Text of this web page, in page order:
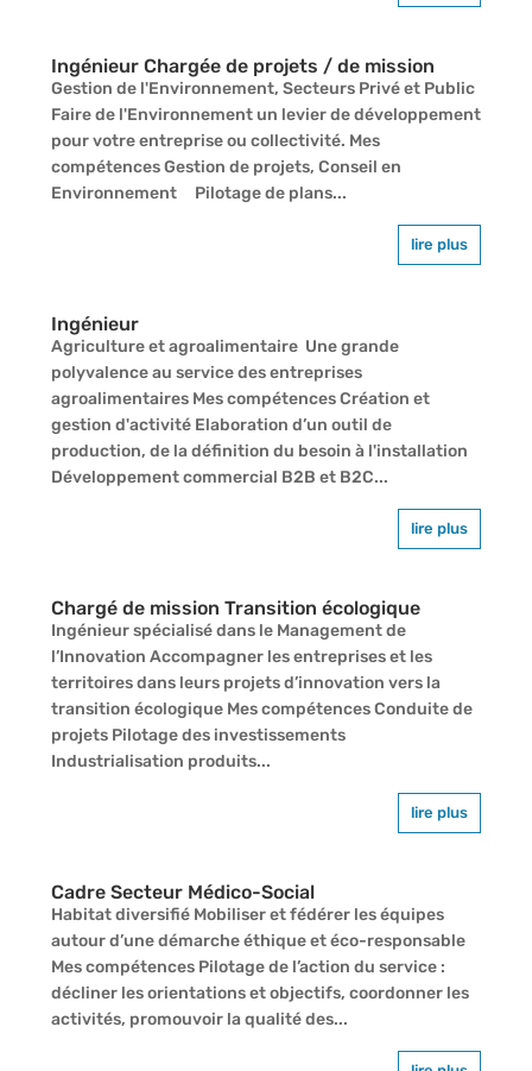
Ingénieur Chargée de projets / de mission
Gestion de l'Environnement, Secteurs Privé et Public
Faire de l'Environnement un levier de développement
pour votre entreprise ou collectivité. Mes
compétences Gestion de projets, Conseil en
Environnement Pilotage de plans...
lire plus
Ingénieur
Agriculture et agroalimentaire Une grande
polyvalence au service des entreprises
agroalimentaires Mes compétences Création et
gestion d'activité Elaboration d’un outil de
production, de la définition du besoin à l'installation
Développement commercial B2B et B2C...
lire plus
Chargé de mission Transition écologique
Ingénieur spécialisé dans le Management de
l’Innovation Accompagner les entreprises et les
territoires dans leurs projets d’innovation vers la
transition écologique Mes compétences Conduite de
projets Pilotage des investissements
Industrialisation produits...
lire plus
Cadre Secteur Médico-Social
Habitat diversifié Mobiliser et fédérer les équipes
autour d’une démarche éthique et éco-responsable
Mes compétences Pilotage de l’action du service :
décliner les orientations et objectifs, coordonner les
activités, promouvoir la qualité des...